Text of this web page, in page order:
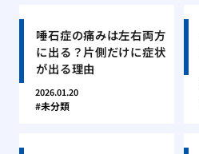
唾石症の痛みは左右両方
に出る？片側だけに症状
が出る理由
2026.01.20
未分類